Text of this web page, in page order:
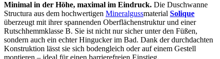
Minimal in der Höhe, maximal im Eindruck. Die Duschwanne
Structura aus dem hochwertigen Mineralgussmaterial Solique
überzeugt mit ihrer spannenden Oberflächenstruktur und einer
Rutschhemmklasse B. Sie ist nicht nur sicher unter den Füßen,
sondern auch ein echter Hingucker im Bad. Dank der durchdachten
Konstruktion lässt sie sich bodengleich oder auf einem Gestell
montieren – ideal für einen barrierefreien Einstieg.